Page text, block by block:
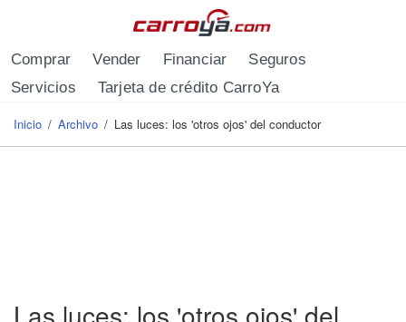
Comprar Vender Financiar
Seguros
Servicios
Tarjeta de crédito CarroYa
Se encuentra usted aquí
Inicio / Archivo / Las luces: los 'otros ojos' del conductor
Las luces: los 'otros ojos' del